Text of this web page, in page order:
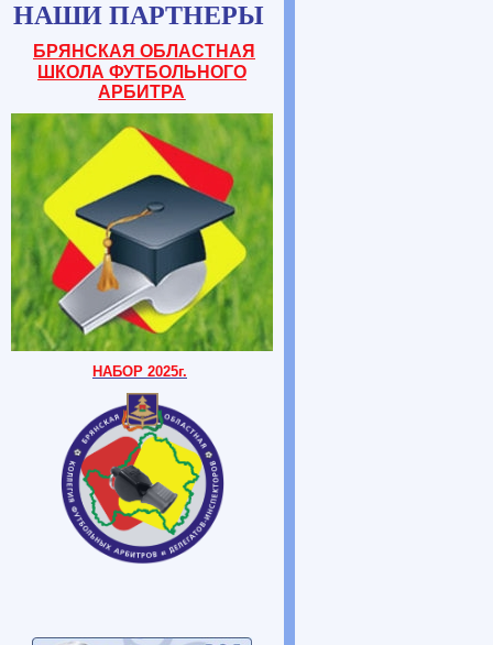
НАШИ ПАРТНЕРЫ
БРЯНСКАЯ ОБЛАСТНАЯ
ШКОЛА ФУТБОЛЬНОГО
АРБИТРА
НАБОР 2025г.